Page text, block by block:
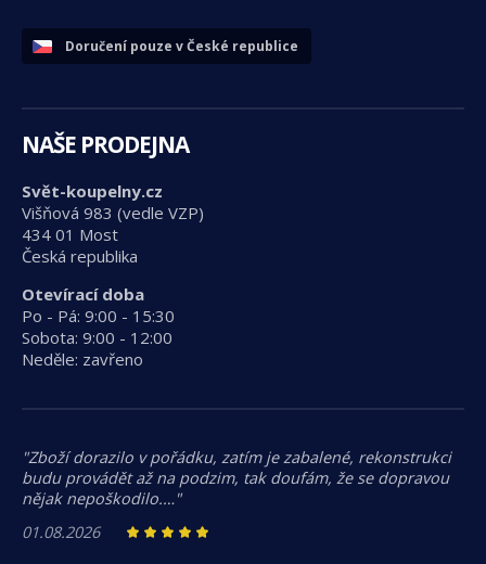
Doručení pouze v České republice
NAŠE PRODEJNA
Svět-koupelny.cz
Višňová 983 (vedle VZP)
434 01 Most
Česká republika
Otevírací doba
Po - Pá: 9:00 - 15:30
Sobota: 9:00 - 12:00
Neděle: zavřeno
"Zboží dorazilo v pořádku, zatím je zabalené, rekonstrukci
budu provádět až na podzim, tak doufám, že se dopravou
nějak nepoškodilo.…"
01.08.2026